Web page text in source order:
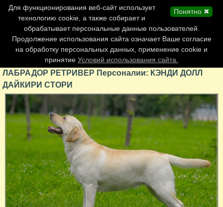
Главная страница
Обновления сайта
Контакты
Персоналии
Форум
ЛАБРАДОР РЕТРИВЕР Персоналии: КЭНДИ ДОЛЛ
ДАЙКИРИ СТОРИ
Понятно ✖
Для функционирования веб-сайт использует
технологию cookie, а также собирает и
обрабатывает персональные данные пользователей.
Продолжение использования сайта означает Ваше согласие
на обработку персональных данных, применение cookie и
принятие Условий использования сайта.